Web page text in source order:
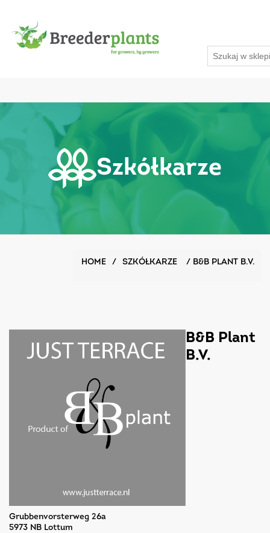
Szkółkarze
HOME / SZKÓŁKARZE / B&B PLANT B.V.
B&B Plant
B.V.
Grubbenvorsterweg 26a
5973 NB Lottum